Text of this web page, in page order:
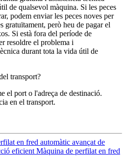
de qualsevol màquina. Si les peces
podem enviar les peces noves per
gratuïtament, però heu de pagar el
Si està fora del període de
resoldre el problema i
durant tota la vida útil de
transport?
el port o l'adreça de destinació.
en el transport.
en fred automàtic avançat de
eficient Màquina de perfilat en fred